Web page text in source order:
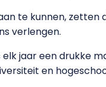
te kunnen, zetten
verlengen.
jaar een drukke
en